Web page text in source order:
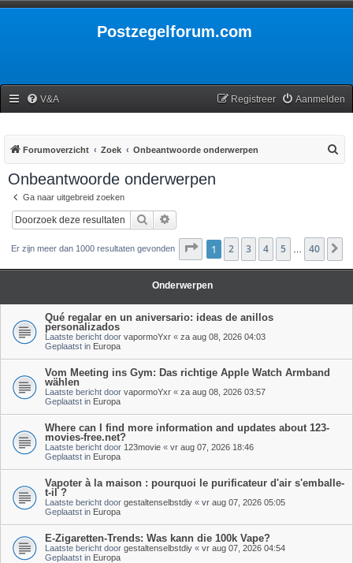
Postzegelforum.com
V&A Aanmelden
Registreer
Forumoverzicht Zoek Onbeantwoorde onderwerpen
Onbeantwoorde onderwerpen
Ga naar uitgebreid zoeken
Zoek
Er zijn meer dan 1000 resultaten gevonden Pagina1 van 40
1 2 3 4 5 40
Onderwerpen
Qué regalar en un aniversario: ideas de anillos
personalizados
Laatste bericht door vapormoYxr « za aug 08, 2026 04:03
Geplaatst in Europa
Vom Meeting ins Gym: Das richtige Apple Watch Armband
wählen
Laatste bericht door vapormoYxr « za aug 08, 2026 03:57
Geplaatst in Europa
Where can I find more information and updates about 123-
movies-free.net?
Laatste bericht door 123movie « vr aug 07, 2026 18:46
Geplaatst in Europa
Vapoter à la maison : pourquoi le purificateur d'air s'emballe-
t-il ?
Laatste bericht door gestaltenselbstdiy « vr aug 07, 2026 05:05
Geplaatst in Europa
E-Zigaretten-Trends: Was kann die 100k Vape?
Laatste bericht door gestaltenselbstdiy « vr aug 07, 2026 04:54
Geplaatst in Europa